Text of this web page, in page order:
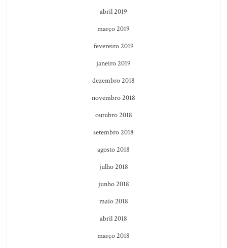
abril 2019
março 2019
fevereiro 2019
janeiro 2019
dezembro 2018
novembro 2018
outubro 2018
setembro 2018
agosto 2018
julho 2018
junho 2018
maio 2018
abril 2018
março 2018